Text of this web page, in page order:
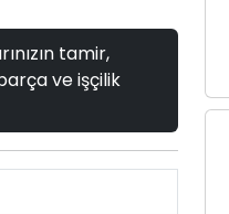
tamir,
ve işçilik